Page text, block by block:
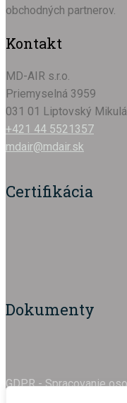
obchodných partnerov.
Kontakt
MD-AIR s.r.o.
Priemyselná 3959
031 01 Liptovský
+421 44 5521357
mdair@mdair.sk
Certifikácia
Dokumenty
GDPR - Spracovanie